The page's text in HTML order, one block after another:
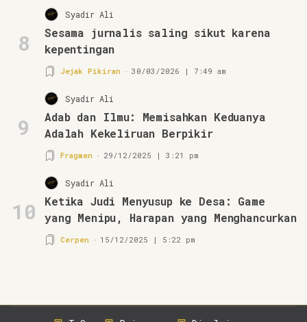
8
Syadir Ali
Sesama jurnalis saling sikut karena
kepentingan
Jejak Pikiran 30/03/2026 | 7:49 am
9
Syadir Ali
Adab dan Ilmu: Memisahkan Keduanya
Adalah Kekeliruan Berpikir
Fragmen 29/12/2025 | 3:21 pm
10
Syadir Ali
Ketika Judi Menyusup ke Desa: Game
yang Menipu, Harapan yang Menghancurkan
Cerpen 15/12/2025 | 5:22 pm